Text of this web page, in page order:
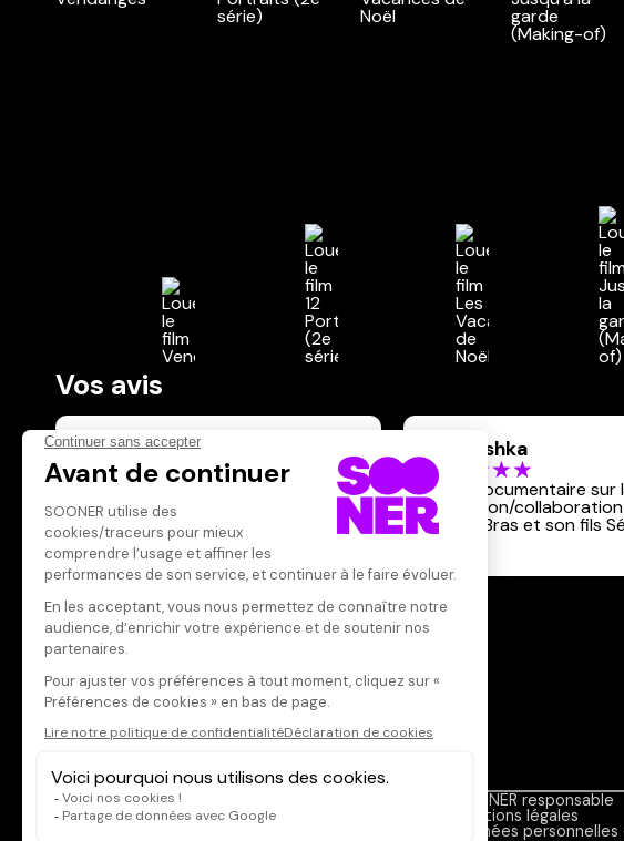
Vos avis
Donnez votre avis
Votre note
Votre commentaire
Il faut vous connecter pour
publier un avis
CONNEXION
Veroushka
Beau documentaire sur
passation/
Michel Bras et son fils
Dispo dans l'abonnement
SOONER responsable
Mentions légales
Données